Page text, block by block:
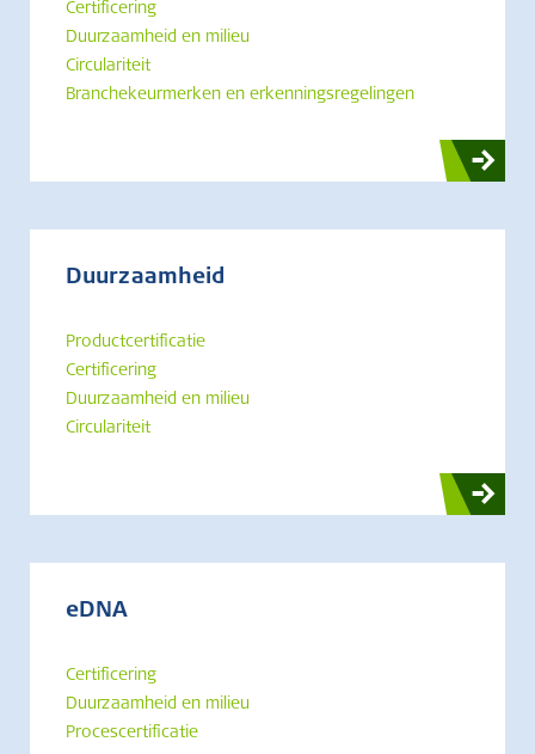
Certificering
Duurzaamheid en milieu
Circulariteit
Branchekeurmerken en erkenningsregelingen
Duurzaamheid
Productcertificatie
Certificering
Duurzaamheid en milieu
Circulariteit
eDNA
Certificering
Duurzaamheid en milieu
Procescertificatie